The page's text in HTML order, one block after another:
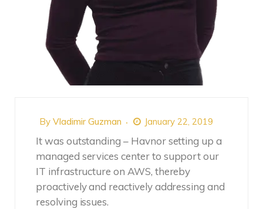
By Vladimir Guzman January 22, 2019
It was outstanding – Havnor setting up a
managed services center to support our
IT infrastructure on AWS, thereby
proactively and reactively addressing and
resolving issues.